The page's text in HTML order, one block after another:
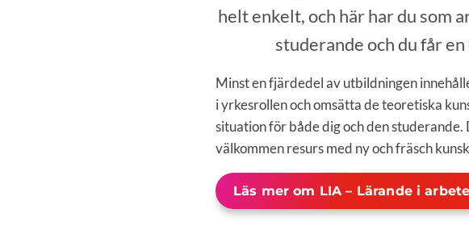
helt enkelt, och här har du som
studerande och du får
Minst en fjärdedel av utbildningen
i yrkesrollen och omsätta de teoretiska
situation för både dig och den
välkommen resurs med ny och fräsch
Läs mer om LIA – Lärande i arbete